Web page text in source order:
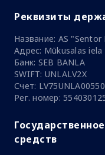
Реквизиты
Название: AS
Адрес: Mūkusalas iela
Банк: SEB BANLA
SWIFT: UNLALV2X
Счет:
Рег. номер:
средств